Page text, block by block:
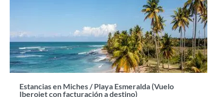
Estancias en Miches / Playa Esmeralda (Vuelo
Iberojet con facturación a destino)